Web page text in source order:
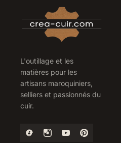
L'outillage et les
matières pour les
artisans maroquiniers,
selliers et passionnés du
cuir.